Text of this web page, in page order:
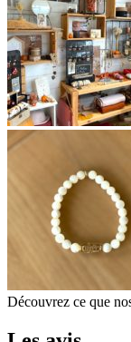
Découvrez ce que